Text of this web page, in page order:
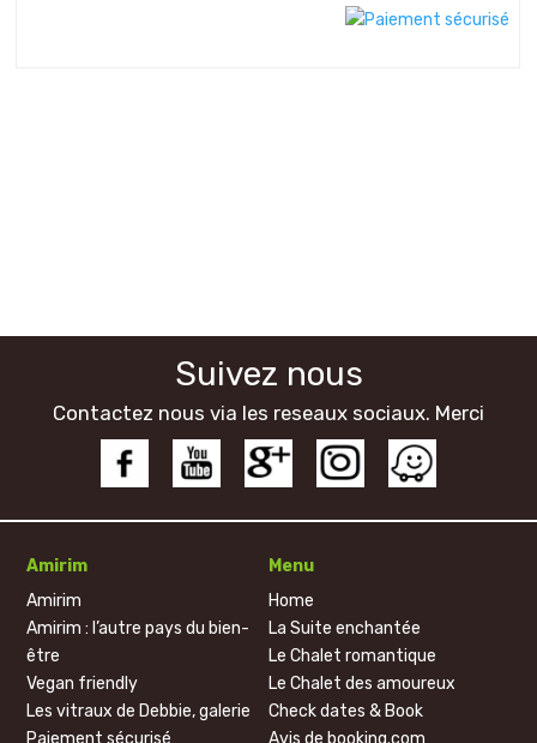
Suivez nous
Contactez nous via les reseaux sociaux. Merci
Amirim
Amirim
Amirim : l’autre pays du bien-
être
Vegan friendly
Les vitraux de Debbie, galerie
Paiement sécurisé
Menu
Home
La Suite enchantée
Le Chalet romantique
Le Chalet des amoureux
Check dates & Book
Avis de booking.com